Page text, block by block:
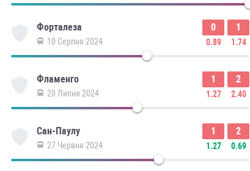
Форталеза
10 Серпня 2024
0
0.89
1
1.74
Фламенго
20 Липня 2024
1
1.27
2
2.40
Сан-Паулу
27 Червня 2024
1
1.27
2
0.69